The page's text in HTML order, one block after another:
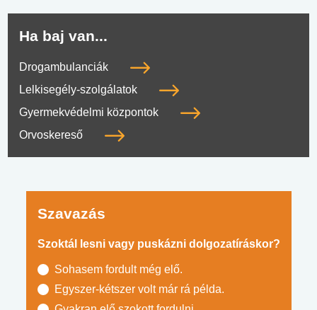
Ha baj van...
Drogambulanciák
Lelkisegély-szolgálatok
Gyermekvédelmi központok
Orvoskereső
Szavazás
Szoktál lesni vagy puskázni dolgozatíráskor?
Sohasem fordult még elő.
Egyszer-kétszer volt már rá példa.